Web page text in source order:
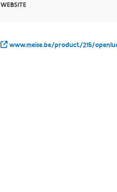
WEBSITE
www.meise.be/product/215/